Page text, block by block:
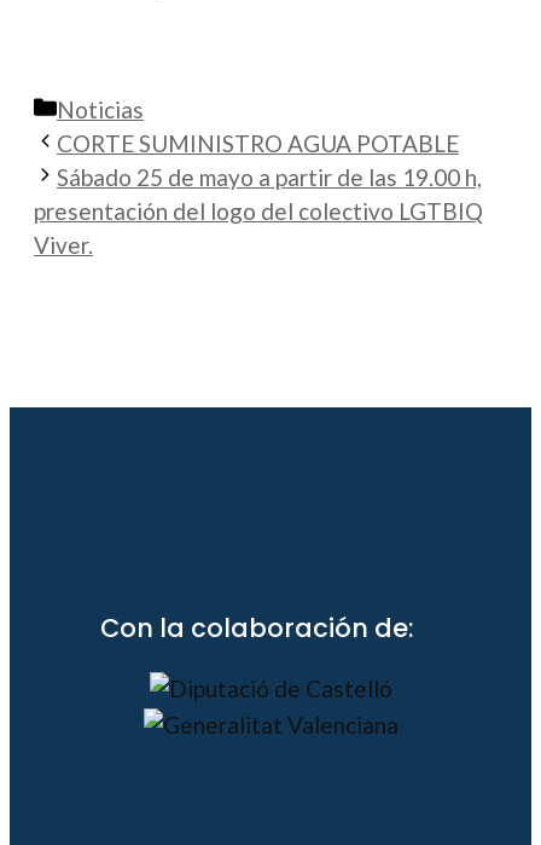
Categorías
Noticias
CORTE SUMINISTRO AGUA POTABLE
Sábado 25 de mayo a partir de las 19.00 h,
presentación del logo del colectivo LGTBIQ
Viver.
Con la colaboración de: